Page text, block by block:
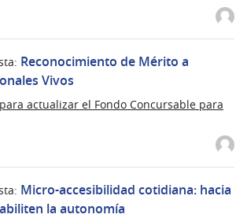
Reconocimiento de Mérito a
Vivos
actualizar el Fondo Concursable para
Micro-accesibilidad cotidiana: hacia
la autonomía